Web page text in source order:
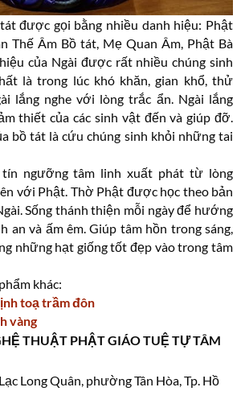
được gọi bằng nhiều danh hiệu: Phật
Thế Âm Bồ tát, Mẹ Quan Âm, Phật Bà
của Ngài được rất nhiều chúng sinh
là trong lúc khó khăn, gian khổ, thử
lắng nghe với lòng trắc ẩn. Ngài lắng
thiết của các sinh vật đến và giúp đỡ.
bồ tát là cứu chúng sinh khỏi những tai
ngưỡng tâm linh xuất phát từ lòng
với Phật. Thờ Phật được học theo bản
Sống thánh thiện mỗi ngày để hướng
an và ấm êm. Giúp tâm hồn trong sáng,
những hạt giống tốt đẹp vào trong tâm
khác:
toạ trầm đôn
vàng
THUẬT PHẬT GIÁO TUỆ TỰ TÂM
Long Quân, phường Tân Hòa, Tp. Hồ